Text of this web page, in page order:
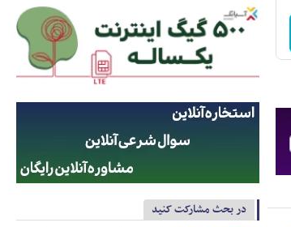
در بحث مشارکت کنید